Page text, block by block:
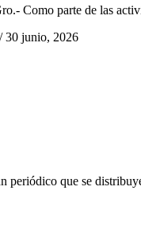
Como parte de las
/ 30 junio, 2026
periódico que se